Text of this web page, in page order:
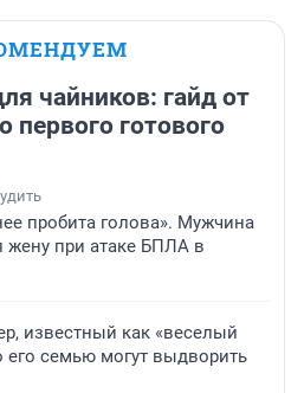
чайников: гайд от
первого готового
пробита голова». Мужчина
жену при атаке БПЛА в
известный как «веселый
его семью могут выдворить